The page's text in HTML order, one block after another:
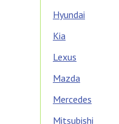
Hyundai
Kia
Lexus
Mazda
Mercedes
Mitsubishi